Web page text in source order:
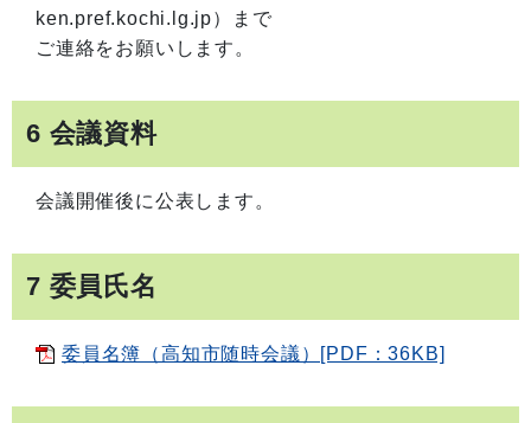
ken.pref.kochi.lg.jp）まで
ご連絡をお願いします。
6 会議資料
会議開催後に公表します。
7 委員氏名
委員名簿（高知市随時会議）[PDF：36KB]